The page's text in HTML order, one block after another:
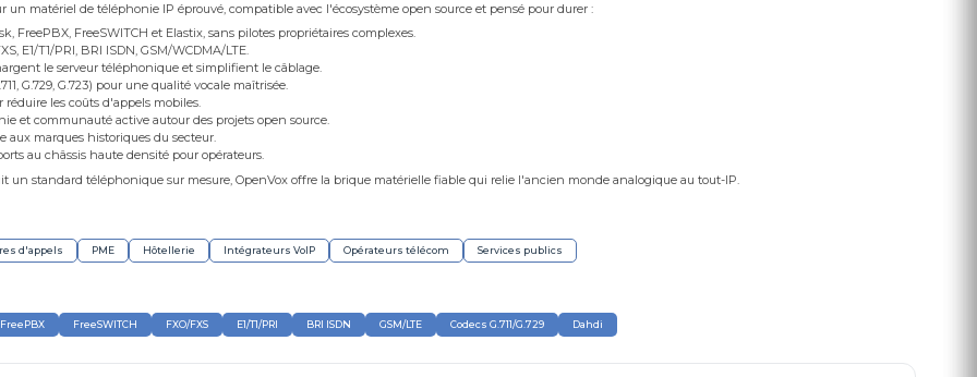
un matériel de téléphonie IP éprouvé, compatible avec l'écosystème open source et pensé pour durer :
FreePBX, FreeSWITCH et Elastix, sans pilotes propriétaires complexes.
E1/T1/PRI, BRI ISDN, GSM/WCDMA/LTE.
le serveur téléphonique et simplifient le câblage.
G.729, G.723) pour une qualité vocale maîtrisée.
les coûts d'appels mobiles.
et communauté active autour des projets open source.
aux marques historiques du secteur.
au châssis haute densité pour opérateurs.
un standard téléphonique sur mesure, OpenVox offre la brique matérielle fiable qui relie l'ancien monde analogique au tout-IP.
d'appels PME Hôtellerie Intégrateurs VoIP Opérateurs télécom Services publics
FreePBX FreeSWITCH FXO/FXS E1/T1/PRI BRI ISDN GSM/LTE Codecs G.711/G.729 Dahdi